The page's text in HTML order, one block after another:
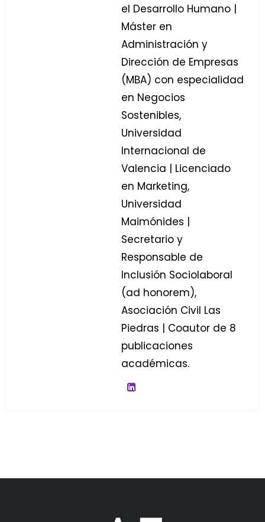
el Desarrollo Humano |
Máster en
Administración y
Dirección de Empresas
(MBA) con especialidad
en Negocios
Sostenibles,
Universidad
Internacional de
Valencia | Licenciado
en Marketing,
Universidad
Maimónides |
Secretario y
Responsable de
Inclusión Sociolaboral
(ad honorem),
Asociación Civil Las
Piedras | Coautor de 8
publicaciones
académicas.